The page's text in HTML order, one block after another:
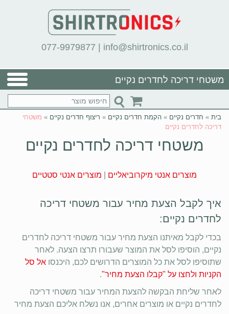
077-9979877 | info@shirtronics.co.il
משטחי דריכה לחדרים נקיים
בית » חדרים נקיים » הקמת חדרים נקיים » ריצוף חדרים נקיים » משטחי
דריכה לחדרים נקיים
משטחי דריכה לחדרים נקיים
מוצרים אנטי מיקרוביאליים מוצרים אנטי סטטיים
איך לקבל הצעת מחיר עבור משטחי דריכה
לחדרים נקיים:
בכדי לקבל מאיתנו הצעת מחיר עבור משטחי דריכה לחדרים
נקיים, הוסיפו לסל את המוצר שעבורו תרצו הצעה. לאחר
שתוסיפו לסל את כל המוצרים הדרושים לכם, היכנסו אל סל
הקניות ולחצו על "קבלו הצעת מחיר".
לאחר שליחת הבקשה להצעת המחיר עבור משטחי דריכה
לחדרים נקיים או מוצרים אחרים, אנו נשלח אליכם הצעת מחיר